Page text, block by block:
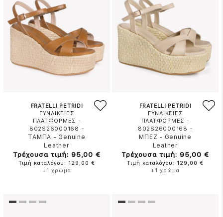
FRATELLI PETRIDI
ΓΥΝΑΙΚΕΙΕΣ
ΠΛΑΤΦΟΡΜΕΣ -
802S26000168 -
ΤΑΜΠΑ - Genuine
Leather
Τρέχουσα τιμή: 95,00 €
Τιμή καταλόγου: 129,00 €
+1 χρώμα
FRATELLI PETRIDI
ΓΥΝΑΙΚΕΙΕΣ
ΠΛΑΤΦΟΡΜΕΣ -
802S26000168 -
ΜΠΕΖ - Genuine
Leather
Τρέχουσα τιμή: 95,00 €
Τιμή καταλόγου: 129,00 €
+1 χρώμα